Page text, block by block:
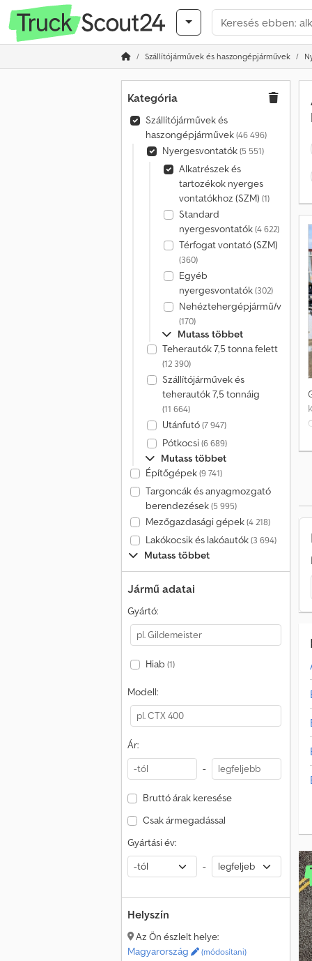
Szállítójárművek és haszongépjárművek
Kategória
Szállítójárművek és
haszongépjárművek(46 496)
Nyergesvontatók(5 551)
Alkatrészek és
tartozékok nyerges
vontatókhoz (SZM) (1)
Standard
nyergesvontatók(4 622)
Térfogat vontató (SZM)
(360)
Egyéb
nyergesvontatók(302)
Nehéztehergépjármű/vontató
(170)
Mutass többet
Teherautók 7,5 tonna felett
(12 390)
Szállítójárművek és
teherautók 7,5 tonnáig
(11 664)
Utánfutó(7 947)
Pótkocsi(6 689)
Mutass többet
Építőgépek(9 741)
Targoncák és anyagmozgató
berendezések(5 995)
Mezőgazdasági gépek(4 218)
Lakókocsik és lakóautók(3 694)
Mutass többet
Jármű adatai
Gyártó:
Hiab (1)
Modell:
Ár:
-
Bruttó árak keresése
Csak ármegadással
Gyártási év:
-
Helyszín
Az Ön észlelt helye:
Magyarország
(módosítani)